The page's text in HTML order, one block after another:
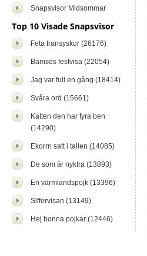
Snapsvisor Midsommar
Top 10 Visade Snapsvisor
Feta fransyskor (26176)
Bamses festvisa (22054)
Jag var full en gång (18414)
Svåra ord (15661)
Katten den har fyra ben
(14290)
Ekorrn satt i tallen (14085)
De som är nyktra (13893)
En värmlandspojk (13396)
Siffervisan (13149)
Hej bonna pojkar (12446)